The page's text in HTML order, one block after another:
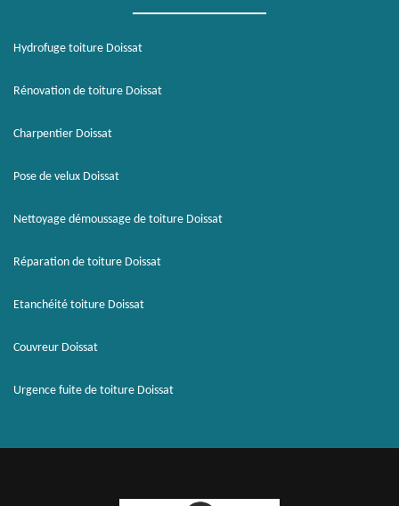
Hydrofuge toiture Doissat
Rénovation de toiture Doissat
Charpentier Doissat
Pose de velux Doissat
Nettoyage démoussage de toiture Doissat
Réparation de toiture Doissat
Etanchéité toiture Doissat
Couvreur Doissat
Urgence fuite de toiture Doissat